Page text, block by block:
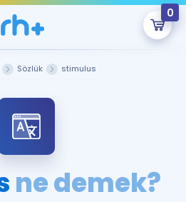
0
Şu An Boş.
hazırlayacak onlarca eğitim seni
bekliyor!
Sözlük stimulus
ne demek?